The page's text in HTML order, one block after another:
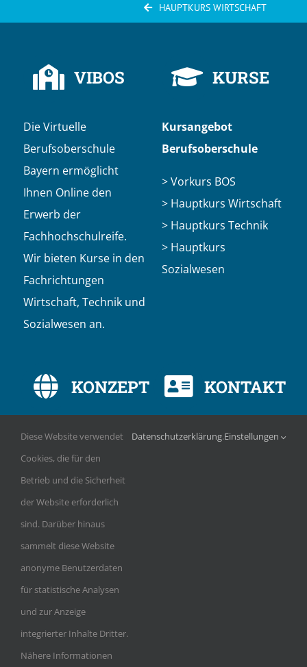
HAUPTKURS WIRTSCHAFT
VIBOS
Die Virtuelle
Berufsoberschule
Bayern ermöglicht
Ihnen Online den
Erwerb der
Fachhochschulreife.
Wir bieten Kurse in den
Fachrichtungen
Wirtschaft, Technik und
Sozialwesen an.
KURSE
Kursangebot
Berufsoberschule
> Vorkurs BOS
> Hauptkurs Wirtschaft
> Hauptkurs Technik
> Hauptkurs
Sozialwesen
KONZEPT
LERNWELT
KONTAKT
Anschrift
Diese Website verwendet
Cookies, die für den
Betrieb und die Sicherheit
der Website erforderlich
sind. Darüber hinaus
sammelt diese Website
anonyme Benutzerdaten
für statistische Analysen
und zur Anzeige
integrierter Inhalte Dritter.
Nähere Informationen
Datenschutzerklärung.Einstellungen